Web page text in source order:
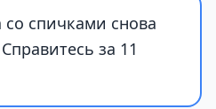
спичками снова
за 11